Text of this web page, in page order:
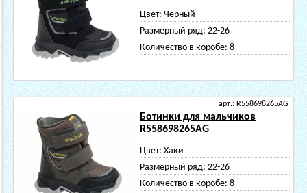
Цвет: Черный
Размерный ряд: 22-26
Количество в коробе: 8
арт.: R558698265AG
Ботинки для мальчиков
R558698265AG
Цвет: Хаки
Размерный ряд: 22-26
Количество в коробе: 8